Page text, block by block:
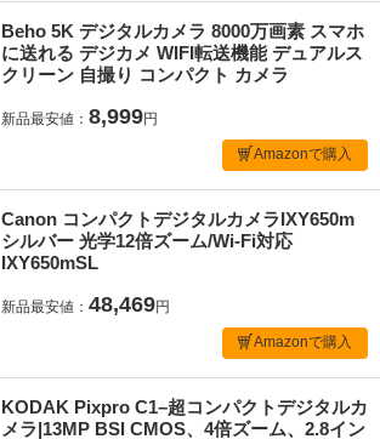
Beho 5K デジタルカメラ 8000万画素 スマホ
に送れる デジカメ WIFI転送機能 デュアルス
クリーン 自撮り コンパクト カメラ
新品最安値： 8,999円
Amazonで購入
Canon コンパクトデジタルカメラIXY650m
シルバー 光学12倍ズーム/Wi-Fi対応
IXY650mSL
新品最安値： 48,469円
Amazonで購入
KODAK Pixpro C1–超コンパクトデジタルカ
メラ|13MP BSI CMOS、4倍ズーム、2.8イン